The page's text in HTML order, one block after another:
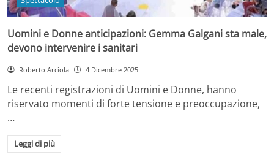
Uomini e Donne anticipazioni: Gemma Galgani sta male,
devono intervenire i sanitari
Roberto Arciola 4 Dicembre 2025
Le recenti registrazioni di Uomini e Donne, hanno
riservato momenti di forte tensione e preoccupazione,
…
Leggi di più